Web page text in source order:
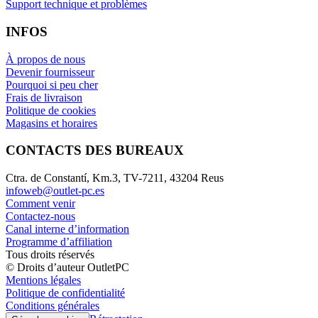
Support technique et problèmes
INFOS
À propos de nous
Devenir fournisseur
Pourquoi si peu cher
Frais de livraison
Politique de cookies
Magasins et horaires
CONTACTS DES BUREAUX
Ctra. de Constantí, Km.3, TV-7211, 43204 Reus
infoweb@outlet-pc.es
Comment venir
Contactez-nous
Canal interne d’information
Programme d’affiliation
Tous droits réservés
© Droits d’auteur OutletPC
Mentions légales
Politique de confidentialité
Conditions générales